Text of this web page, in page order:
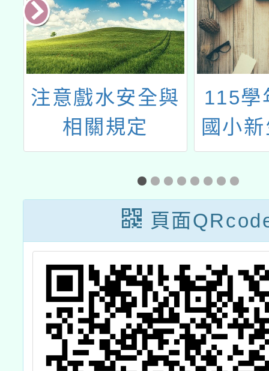
注意戲水安全與
相關規定
115學
國小
到作
答
頁面